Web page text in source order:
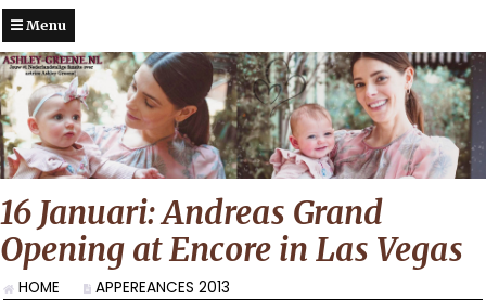
Menu
16 Januari: Andreas Grand
Opening at Encore in Las Vegas
HOME APPEREANCES 2013